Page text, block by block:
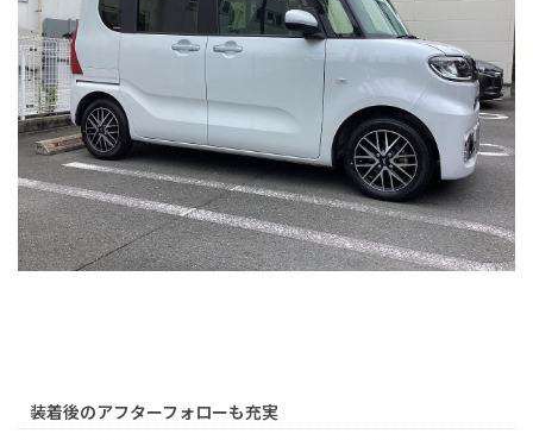
装着後のアフターフォローも充実